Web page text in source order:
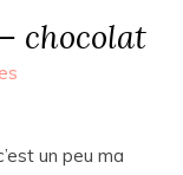
chocolat
un peu ma